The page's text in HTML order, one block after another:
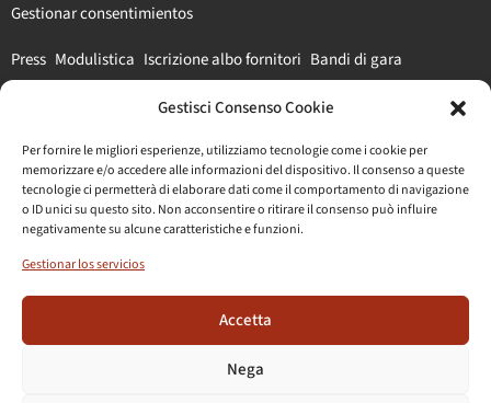
Gestisci Consenso Cookie
Per fornire le migliori esperienze, utilizziamo tecnologie come i cookie per
memorizzare e/o accedere alle informazioni del dispositivo. Il consenso a queste
tecnologie ci permetterà di elaborare dati come il comportamento di navigazione
o ID unici su questo sito. Non acconsentire o ritirare il consenso può influire
negativamente su alcune caratteristiche e funzioni.
Gestionar los servicios
Accetta
Nega
Gestionar consentimientos
Press Modulistica Iscrizione albo fornitori Bandi di gara